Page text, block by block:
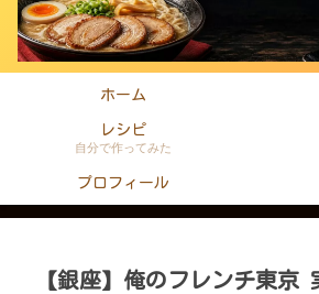
ホーム
レシピ
自分で作ってみた
プロフィール
【銀座】俺のフレンチ東京